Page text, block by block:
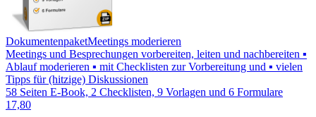
DokumentenpaketMeetings moderieren
Meetings und Besprechungen vorbereiten, leiten und nachbereiten ▪
Ablauf moderieren ▪ mit Checklisten zur Vorbereitung und ▪ vielen
Tipps für (hitzige) Diskussionen
58 Seiten E-Book, 2 Checklisten, 9 Vorlagen und 6 Formulare
17,80